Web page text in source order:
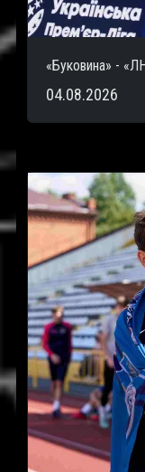
«Буковина» -
04.08.2026